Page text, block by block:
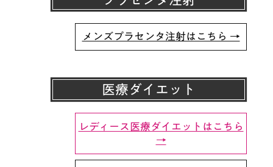
メンズプラセンタ注射はこちら →
医療ダイエット
レディース医療ダイエットはこちら
→